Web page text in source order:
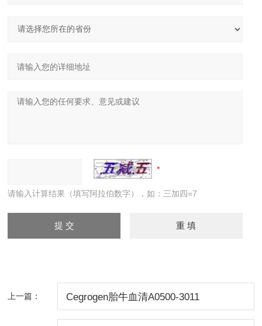
请输入计算结果（填写阿拉伯数字），如：三加四=7
上一篇： Cegrogen胎牛血清A0500-3011